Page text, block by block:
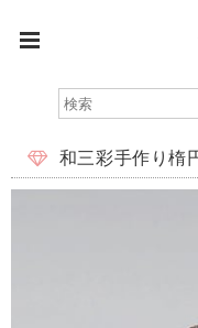
和三彩手作り楕